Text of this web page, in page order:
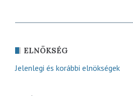
ELNÖKSÉG
Jelenlegi és korábbi elnökségek